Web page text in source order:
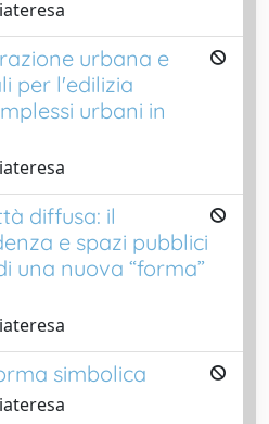
urbana e
per l'edilizia
urbani in
diffusa: il
e spazi pubblici
una nuova “forma”
simbolica